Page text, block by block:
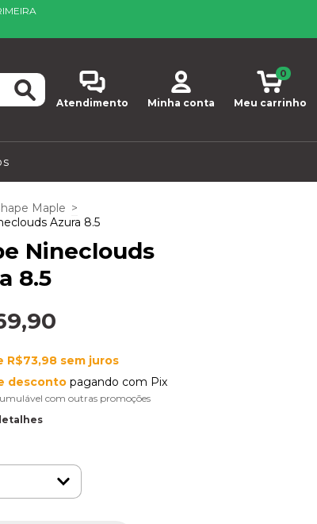
Atendimento Minha conta Meu carrinho
0
Maple >
Azura 8.5
Nineclouds
8.5
R$73,98 sem juros
descontopagando com Pix
com outras promoções